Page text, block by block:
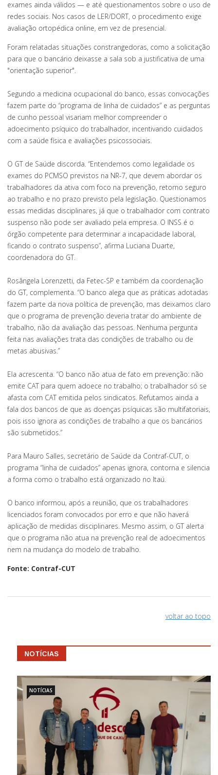
exames ainda válidos — e até questionamentos sobre o uso de
redes sociais. Nos casos de LER/DORT, o procedimento exige
avaliação ortopédica online, em vez de presencial.
Foram relatadas situações constrangedoras, como a solicitação
para que o bancário deixasse a sala sob a justificativa de uma
"orientação superior".
Segundo a medicina ocupacional do banco, essas convocações
fazem parte do “programa de linha de cuidados” e as perguntas
de cunho pessoal visariam melhor compreender o
adoecimento psíquico do trabalhador, incentivando cuidados
com a saúde física e avaliações psicossociais.
O GT de Saúde discorda. “Entendemos como legalidade os
exames do PCMSO previstos na NR-7, que devem abordar os
trabalhadores da ativa com foco na prevenção, retorno seguro
ao trabalho e no prazo previsto pela legislação. Questionamos
essas medidas disciplinares, já que o trabalhador com contrato
suspenso não pode ser avaliado pela empresa. O INSS é o
órgão competente para determinar a incapacidade laboral,
ficando o contrato suspenso”, afirma Luciana Duarte,
coordenadora do GT.
Rosângela Lorenzetti, da Fetec-SP e também da coordenação
do GT, complementa. “O banco alega que as práticas adotadas
fazem parte da nova política de prevenção, mas deixamos claro
que o programa de prevenção deveria tratar do ambiente de
trabalho, não da avaliação das pessoas. Nenhuma pergunta
feita nas avaliações trata das condições de trabalho ou de
metas abusivas.”
Ela acrescenta. “O banco não atua de fato em prevenção: não
emite CAT para quem adoece no trabalho; o trabalhador só se
afasta com CAT emitida pelos sindicatos. Refutamos ainda a
fala dos bancos de que as doenças psíquicas são multifatoriais,
pois isso ignora as condições de trabalho a que os bancários
são submetidos.”
Para Mauro Salles, secretário de Saúde da Contraf-CUT, o
programa “linha de cuidados” apenas ignora, contorna e silencia
a forma como o trabalho está organizado no Itaú.
O banco informou, após a reunião, que os trabalhadores
licenciados foram convocados por erro e que não haverá
aplicação de medidas disciplinares. Mesmo assim, o GT alerta
que o programa não atua na prevenção real de adoecimentos
nem na mudança do modelo de trabalho.
Fonte: Contraf-CUT
voltar ao topo
NOTÍCIAS
NOTÍCIAS